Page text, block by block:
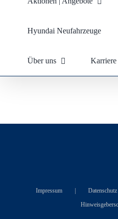
Hyundai Neufahrzeuge
Über uns Karriere
Impressum Datenschutz